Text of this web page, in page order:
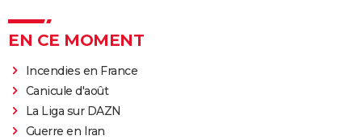
EN CE MOMENT
Incendies en France
Canicule d'août
La Liga sur DAZN
Guerre en Iran